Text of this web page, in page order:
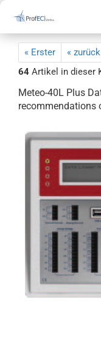
« Erster « zurück
64 Artikel in dieser
Meteo-40L Plus
recommendations